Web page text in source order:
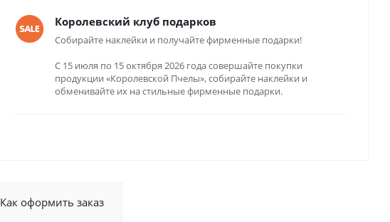
Королевский клуб подарков
Собирайте наклейки и получайте фирменные подарки!
С 15 июля по 15 октября 2026 года совершайте покупки
продукции «Королевской Пчелы», собирайте наклейки и
обменивайте их на стильные фирменные подарки.
Как оформить заказ